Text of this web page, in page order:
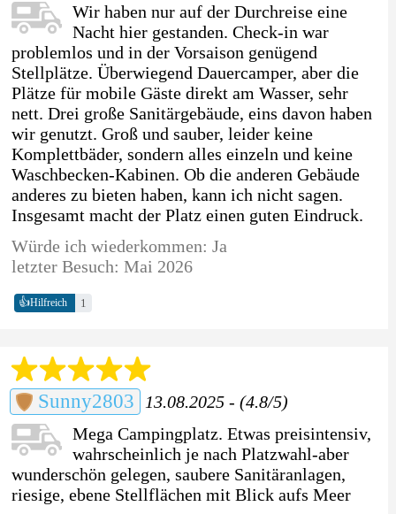
Wir haben nur auf der Durchreise eine
Nacht hier gestanden. Check-in war
problemlos und in der Vorsaison genügend
Stellplätze. Überwiegend Dauercamper, aber die
Plätze für mobile Gäste direkt am Wasser, sehr
nett. Drei große Sanitärgebäude, eins davon haben
wir genutzt. Groß und sauber, leider keine
Komplettbäder, sondern alles einzeln und keine
Waschbecken-Kabinen. Ob die anderen Gebäude
anderes zu bieten haben, kann ich nicht sagen.
Insgesamt macht der Platz einen guten Eindruck.
Würde ich wiederkommen: Ja
letzter Besuch: Mai 2026
👍Hilfreich 1
Sunny2803
13.08.2025 - (4.8/5)
Mega Campingplatz. Etwas preisintensiv,
wahrscheinlich je nach Platzwahl-aber
wunderschön gelegen, saubere Sanitäranlagen,
riesige, ebene Stellflächen mit Blick aufs Meer